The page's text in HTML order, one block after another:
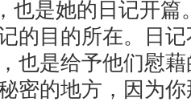
也是她的日记开篇
的目的所在。日
也是给予他们慰
密的地方，因为